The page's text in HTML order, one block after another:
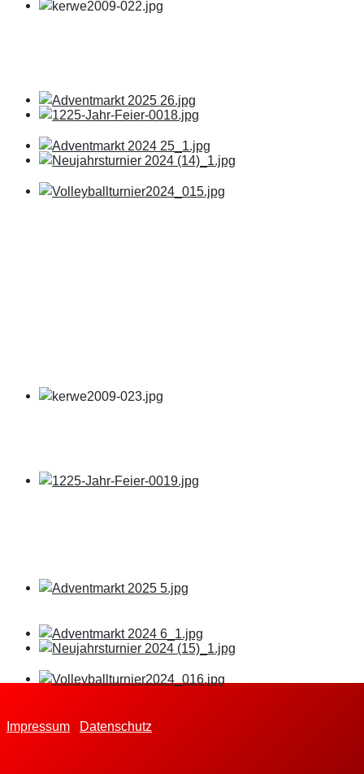
Impressum Datenschutz